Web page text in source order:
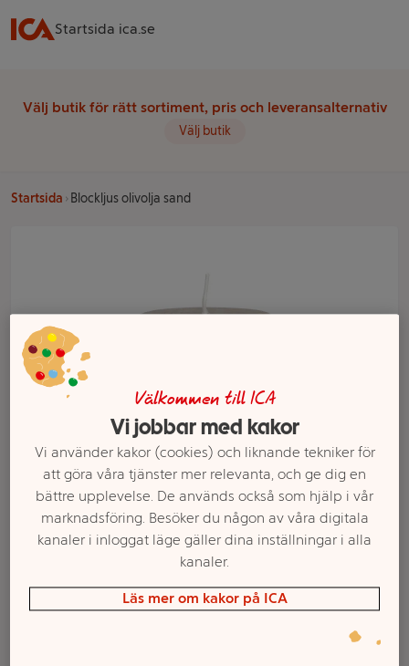
Startsida ica.se
Välj butik för rätt sortiment, pris och leveransalternativ
Välj butik
Startsida Blockljus olivolja sand
Välkommen till ICA
Vi jobbar med kakor
Vi använder kakor (cookies) och liknande tekniker för
att göra våra tjänster mer relevanta, och ge dig en
bättre upplevelse. De används också som hjälp i vår
marknadsföring. Besöker du någon av våra digitala
kanaler i inloggat läge gäller dina inställningar i alla
kanaler.
Läs mer om kakor på ICA